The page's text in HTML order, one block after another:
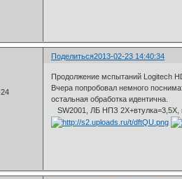
Поделиться2013-02-23 14:40:34
Продолжение мспытаний Logitech
Вчера попробовал немного
остальная обработка идентична.
SW2001, ЛБ НПЗ 2Х+втулка=3,5Х,